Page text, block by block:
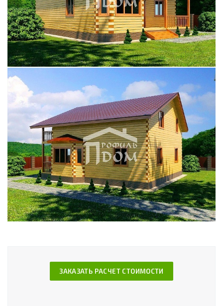
ЗАКАЗАТЬ РАСЧЕТ СТОИМОСТИ